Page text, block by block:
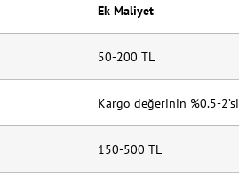
Ek Maliyet
50-200 TL
Kargo değerinin %0.5-2’si
150-500 TL